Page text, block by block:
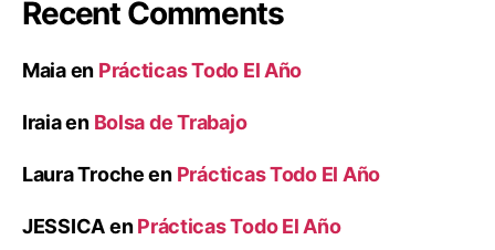
Recent Comments
Maiaen Prácticas Todo El Año
Iraiaen Bolsa de Trabajo
Laura Trocheen Prácticas Todo El Año
JESSICAenPrácticas Todo El Año